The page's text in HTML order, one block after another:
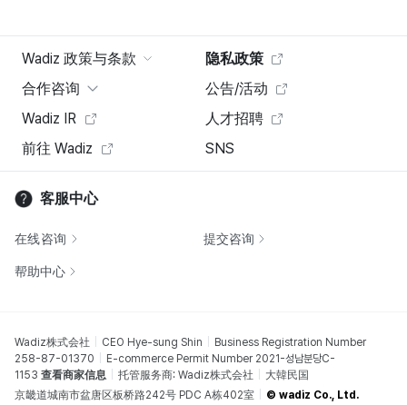
Wadiz 政策与条款
隐私政策
合作咨询
公告/活动
Wadiz IR
人才招聘
前往 Wadiz
SNS
客服中心
在线咨询 提交咨询
帮助中心
Wadiz株式会社 CEO Hye-sung Shin
Business Registration Number
258-87-01370
E-commerce Permit Number 2021-성남분당C-
1153 查看商家信息 托管服务商: Wadiz株式会社
大韓民国
京畿道城南市盆唐区板桥路242号 PDC A栋402室
© wadiz Co., Ltd.